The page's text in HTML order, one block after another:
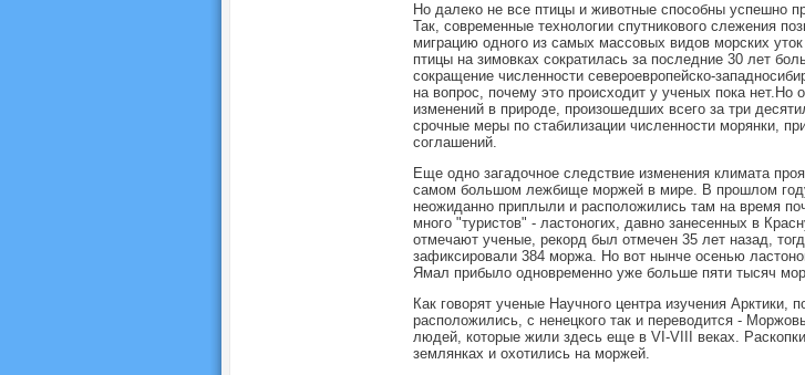
Но далеко не все птицы и животные способны успешно
Так, современные технологии спутникового слежения
миграцию одного из самых массовых видов морских
птицы на зимовках сократилась за последние 30 лет
сокращение численности североевропейско-
на вопрос, почему это происходит у ученых пока нет.Но
изменений в природе, произошедших всего за три
срочные меры по стабилизации численности морянки,
соглашений.
Еще одно загадочное следствие изменения климата
самом большом лежбище моржей в мире. В прошлом
неожиданно приплыли и расположились там на время
много "туристов" - ластоногих, давно занесенных в
отмечают ученые, рекорд был отмечен 35 лет назад,
зафиксировали 384 моржа. Но вот нынче осенью
Ямал прибыло одновременно уже больше пяти тысяч
Как говорят ученые Научного центра изучения Арктики,
расположились, с ненецкого так и переводится -
людей, которые жили здесь еще в VI-VIII веках.
землянках и охотились на моржей.